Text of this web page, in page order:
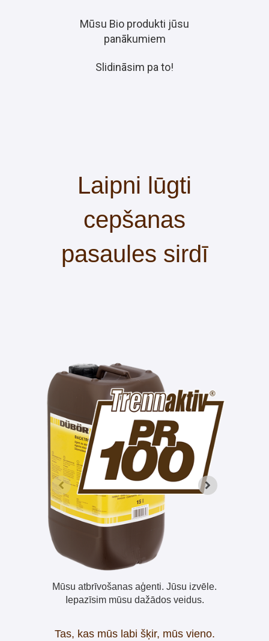
Mūsu Bio produkti jūsu
panākumiem
Slidināsim pa to!
Laipni lūgti
cepšanas
pasaules sirdī
Mūsu atbrīvošanas aģenti. Jūsu izvēle.
Iepazīsim mūsu dažādos veidus.
Tas, kas mūs labi šķir, mūs vieno.